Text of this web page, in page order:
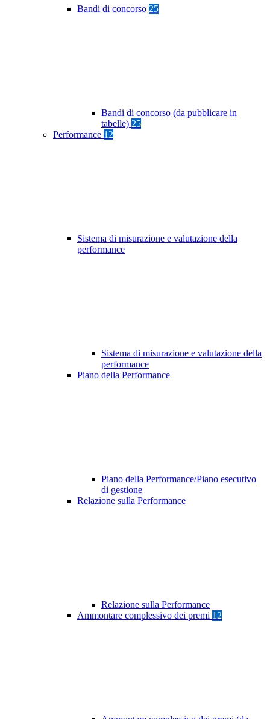
Bandi di concorso 25
Bandi di concorso (da pubblicare in
tabelle) 25
Performance 12
Sistema di misurazione e valutazione della
performance
Sistema di misurazione e valutazione della
performance
Piano della Performance
Piano della Performance/Piano esecutivo
di gestione
Relazione sulla Performance
Relazione sulla Performance
Ammontare complessivo dei premi 12